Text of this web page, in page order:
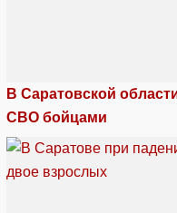
В Саратовской
СВО бойцами